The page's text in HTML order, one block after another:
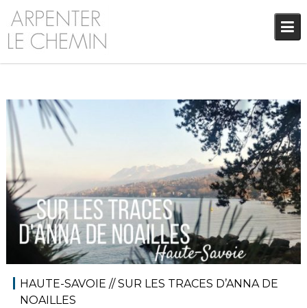
Skip
content
31 janvier 2022 Blog,Europe
HAUTE-SAVOIE // SUR LES TRACES D’ANNA DE
NOAILLES